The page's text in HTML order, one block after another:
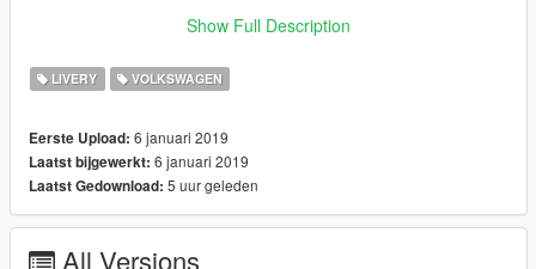
Ersetzen von der YTD datei
Many likes .... more cars
More Cars on Facebook
https://www.facebook.com/GTAPicsAndMore
Show Full Description
LIVERY VOLKSWAGEN
Eerste Upload: 6 januari 2019
Laatst bijgewerkt: 6 januari 2019
Laatst Gedownload: 5 uur geleden
All Versions